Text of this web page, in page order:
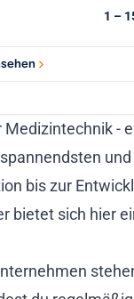
1 –
-
bis zur
bietet sich hier